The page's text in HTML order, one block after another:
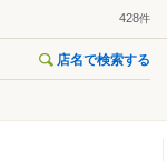
428件
店名で検索する